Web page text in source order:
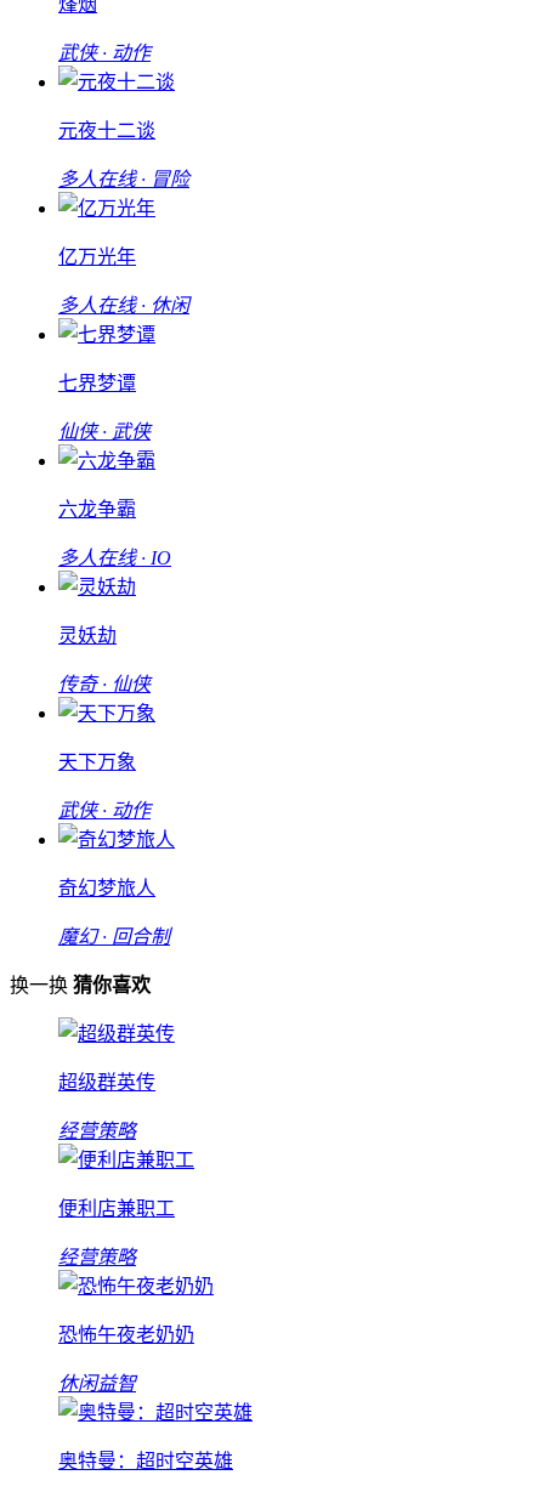
烽烟
武侠 · 动作
元夜十二谈
多人在线 · 冒险
亿万光年
多人在线 · 休闲
七界梦谭
仙侠 · 武侠
六龙争霸
多人在线 · IO
灵妖劫
传奇 · 仙侠
天下万象
武侠 · 动作
奇幻梦旅人
魔幻 · 回合制
换一换 猜你喜欢
超级群英传
经营策略
便利店兼职工
经营策略
恐怖午夜老奶奶
休闲益智
奥特曼：超时空英雄